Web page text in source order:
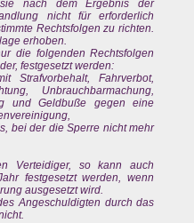
nach dem Ergebnis der
nicht für erforderlich
Rechtsfolgen zu richten.
erhoben.
die folgenden Rechtsfolgen
festgesetzt werden:
Strafvorbehalt, Fahrverbot,
Unbrauchbarmachung,
und Geldbuße gegen eine
bei der die Sperre nicht mehr
Verteidiger, so kann auch
festgesetzt werden, wenn
ausgesetzt wird.
Angeschuldigten durch das